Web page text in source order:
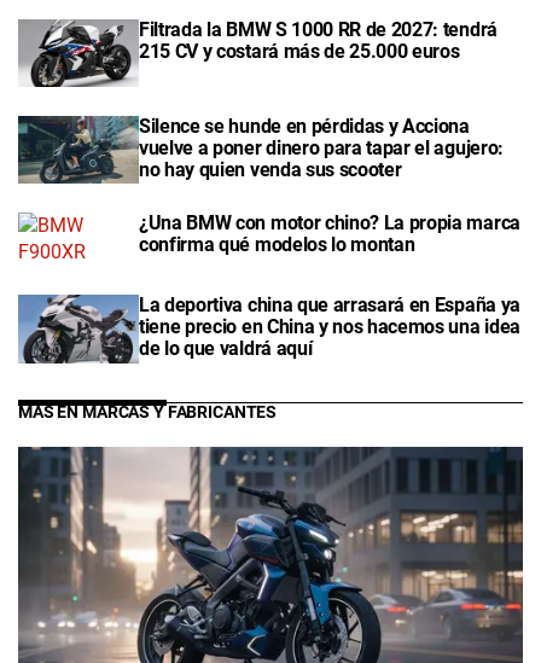
Filtrada la BMW S 1000 RR de 2027: tendrá
215 CV y costará más de 25.000 euros
Silence se hunde en pérdidas y Acciona
vuelve a poner dinero para tapar el agujero:
no hay quien venda sus scooter
¿Una BMW con motor chino? La propia marca
confirma qué modelos lo montan
La deportiva china que arrasará en España ya
tiene precio en China y nos hacemos una idea
de lo que valdrá aquí
MÁS EN MARCAS Y FABRICANTES